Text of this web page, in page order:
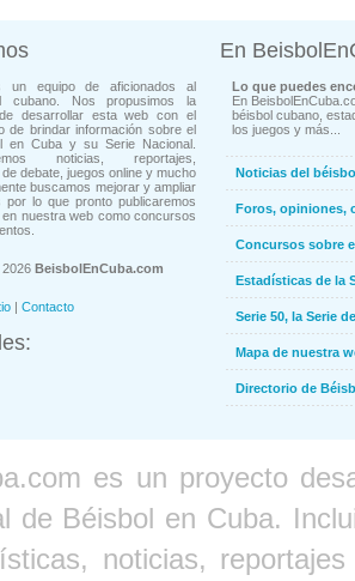
un equipo de aficionados al
cubano. Nos propusimos la
desarrollar esta web con el
de brindar información sobre el
en Cuba y su Serie Nacional.
noticias, reportajes,
debate, juegos online y mucho
buscamos mejorar y ampliar
por lo que pronto publicaremos
nuestra web como concursos
BeisbolEnCuba.com
| Contacto
En
Lo que puedes
En
béisbol cubano,
los juegos y más...
Noticias del
Foros, opiniones,
Concursos sobre
Estadísticas de la
Serie 50, la Serie
Mapa de nuestra
Directorio de
es un proyecto
de Béisbol en Cuba.
noticias,